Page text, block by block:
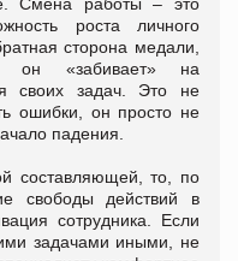
роста личного
сторона медали,
он «забивает» на
своих задач. Это не
ошибки, он просто не
падения.
составляющей, то, по
свободы действий в
сотрудника. Если
задачами иными, не